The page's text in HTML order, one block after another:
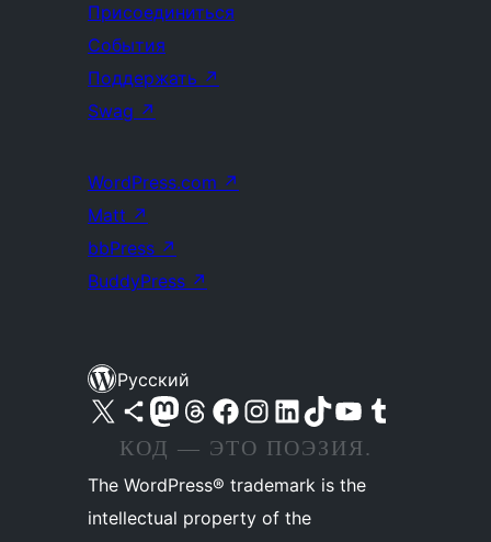
Присоединиться
События
Поддержать ↗
Swag ↗
WordPress.com ↗
Matt ↗
bbPress ↗
BuddyPress ↗
Русский
Посетите нас в X (ранее Twitter)
Посетите нашу учётную запись в Bluesky
Посетите нашу ленту в Mastodon
Посетите нашу учётную запись в Threads
Посетите нашу страницу на Facebook
Посетите наш Instagram
Посетите нашу страницу в LinkedIn
Посетите нашу учётную запись в TikTok
Посетите наш канал YouTube
Посетите нашу учётную запись в Tumblr
КОД — ЭТО ПОЭЗИЯ.
The WordPress® trademark is the
intellectual property of the